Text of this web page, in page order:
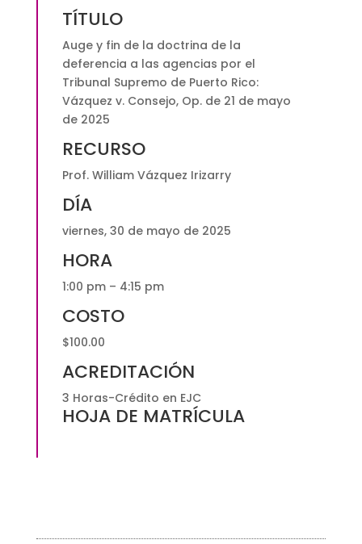
Supremo
Puerto
Presencial
ZOOM
$100.00
TÍTULO
Auge y fin de la doctrina de la
deferencia a las agencias por el
Tribunal Supremo de Puerto Rico:
Vázquez v. Consejo, Op. de 21 de mayo
de 2025
RECURSO
Prof. William Vázquez Irizarry
DÍA
viernes, 30 de mayo de 2025
HORA
1:00 pm – 4:15 pm
COSTO
$100.00
ACREDITACIÓN
3 Horas-Crédito en EJC
HOJA DE MATRÍCULA